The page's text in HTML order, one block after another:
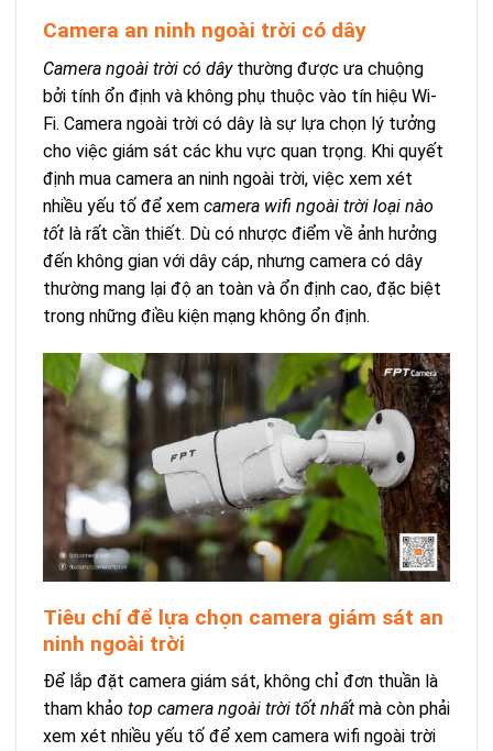
Camera an ninh ngoài trời có dây
Camera ngoài trời có dâythường được ưa chuộng
bởi tính ổn định và không phụ thuộc vào tín hiệu Wi-
Fi. Camera ngoài trời có dây là sự lựa chọn lý tưởng
cho việc giám sát các khu vực quan trọng. Khi quyết
định mua camera an ninh ngoài trời, việc xem xét
nhiều yếu tố để xem camera wifi ngoài trời loại nào
tốt là rất cần thiết. Dù có nhược điểm về ảnh hưởng
đến không gian với dây cáp, nhưng camera có dây
thường mang lại độ an toàn và ổn định cao, đặc biệt
trong những điều kiện mạng không ổn định.
Tiêu chí để lựa chọn camera giám sát an
ninh ngoài trời
Để lắp đặt camera giám sát, không chỉ đơn thuần là
tham khảo top camera ngoài trời tốt nhất mà còn phải
xem xét nhiều yếu tố để xem camera wifi ngoài trời